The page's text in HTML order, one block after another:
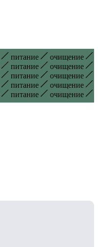
питание
очищение
питание
очищение
питание
очищение
питание
очищение
питание очищение